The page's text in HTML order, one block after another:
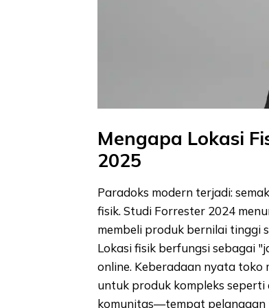
Mengapa Lokasi
2025
Paradoks modern terjadi:
fisik. Studi Forrester 2024
membeli produk bernilai tinggi
Lokasi fisik berfungsi sebagai
online. Keberadaan nyata toko
untuk produk kompleks
komunitas—tempat pelanggan